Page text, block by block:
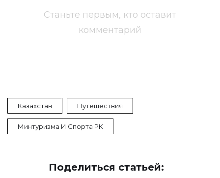
Станьте первым, кто оставит
комментарий
Казахстан Путешествия
Минтуризма И Спорта РК
Поделиться статьей: